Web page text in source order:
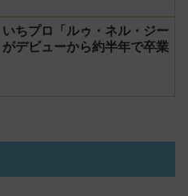
いちプロ「ルゥ・ネル・ジー
デビューから約半年で卒業